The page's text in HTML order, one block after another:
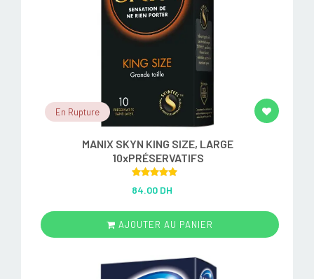
En Rupture
MANIX SKYN KING SIZE, LARGE
10xPRÉSERVATIFS
out of 5
84.00 DH
AJOUTER AU PANIER